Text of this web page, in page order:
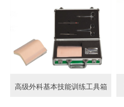
高级外科基本技能训练工具箱